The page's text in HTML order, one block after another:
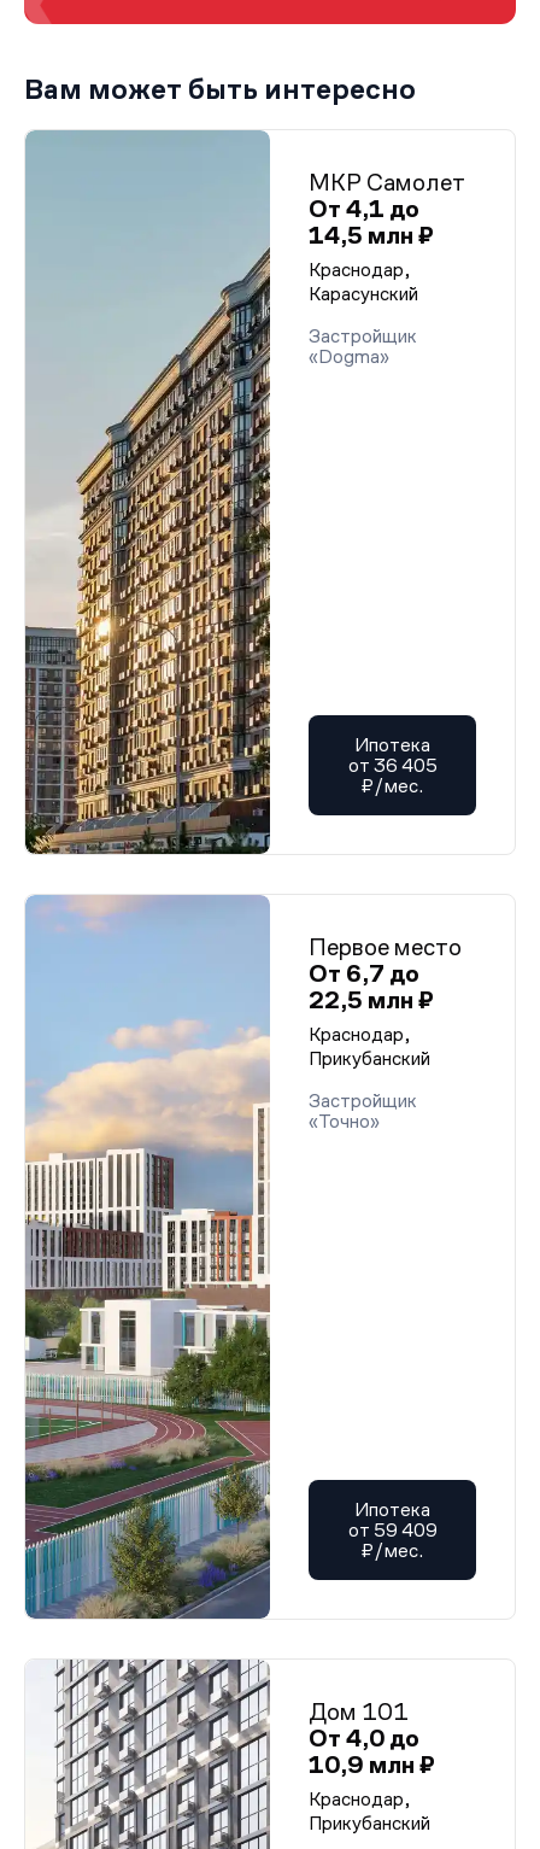
Вам может быть интересно
МКР Самолет
От 4,1 до
14,5 млн ₽
Краснодар,
Карасунский
Застройщик
«Dogma»
Ипотека
от 36 405
₽/мес.
Первое место
От 6,7 до
22,5 млн ₽
Краснодар,
Прикубанский
Застройщик
«Точно»
Ипотека
от 59 409
₽/мес.
Дом 101
От 4,0 до
10,9 млн ₽
Краснодар,
Прикубанский